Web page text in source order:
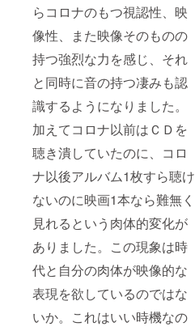
らコロナのもつ視認性、映
像性、また映像そのものの
持つ強烈な力を感じ、それ
と同時に音の持つ凄みも認
識するようになりました。
加えてコロナ以前はＣＤを
聴き潰していたのに、コロ
ナ以後アルバム1枚すら聴け
ないのに映画1本なら難無く
見れるという肉体的変化が
ありました。この現象は時
代と自分の肉体が映像的な
表現を欲しているのではな
いか。これはいい時機なの